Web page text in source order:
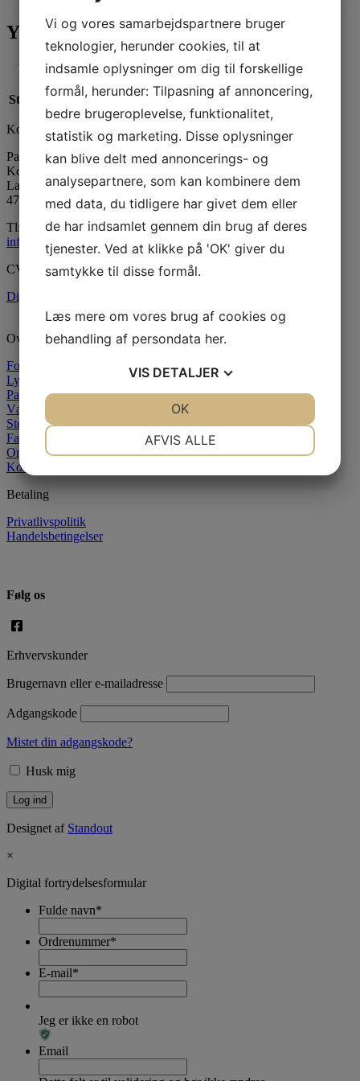
Yderligere information
Vægt N/A
Størrelse 10 ml, 100 ml, 1000 ml, 500 ml
Kontaktinformation
Paraffinhuset A/S
Kontor: Orevej 211
Lager: Tandhjulet 5
4760 Vordingborg
Tlf:
55 34 05 05
info@paraffinhuset.dk
CVR: 37290505
Digital fortrydelsesformular
Oversigt
Forside
Lysstøbning
Paraffin
Væger
Stearin
Farver
Om os
Kontakt
Betaling
Privatlivspolitik
Handelsbetingelser
Følg os
Erhvervskunder
Brugernavn eller e-mailadresse
Adgangskode
Mistet din adgangskode?
Husk mig
Designet af Standout
×
Digital fortrydelsesformular
Fulde navn*
Ordrenummer*
E-mail*
Jeg er ikke en robot
Email
Vi og vores samarbejdspartnere bruger
teknologier, herunder cookies, til at
indsamle oplysninger om dig til forskellige
formål, herunder: Tilpasning af annoncering,
bedre brugeroplevelse, funktionalitet,
statistik og marketing. Disse oplysninger
kan blive delt med annoncerings- og
analysepartnere, som kan kombinere dem
med data, du tidligere har givet dem eller
de har indsamlet gennem din brug af deres
tjenester. Ved at klikke på 'OK' giver du
samtykke til disse formål.
Læs mere om vores brug af cookies og
behandling af persondata her.
VIS DETALJER
AFVIS ALLE
OK